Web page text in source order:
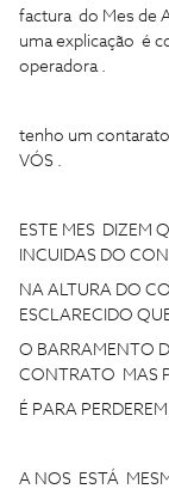
factura do Mes de
uma explicação é
operadora .
tenho um
VÓS .
ESTE MES DIZEM
INCUIDAS DO
NA ALTURA DO
ESCLARECIDO
O BARRAMENTO
CONTRATO MAS
É PARA
A NOS ESTÁ